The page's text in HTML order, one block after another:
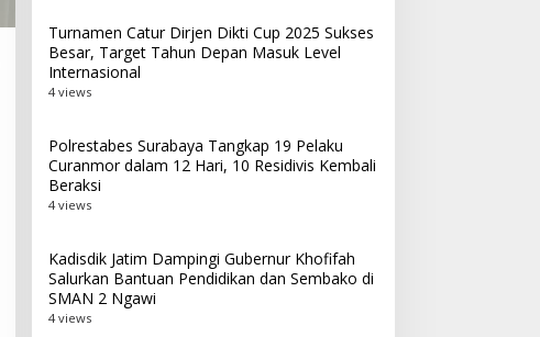
Turnamen Catur Dirjen Dikti Cup 2025 Sukses
Besar, Target Tahun Depan Masuk Level
Internasional
4 views
Polrestabes Surabaya Tangkap 19 Pelaku
Curanmor dalam 12 Hari, 10 Residivis Kembali
Beraksi
4 views
Kadisdik Jatim Dampingi Gubernur Khofifah
Salurkan Bantuan Pendidikan dan Sembako di
SMAN 2 Ngawi
4 views